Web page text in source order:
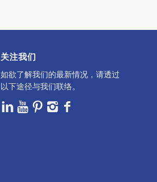
关注我们
如欲了解我们的最新情况，请透过
以下途径与我们联络。